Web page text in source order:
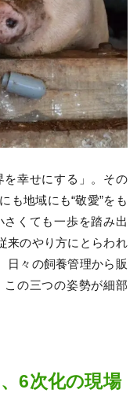
幸せにする」。その
も地域にも“敬愛”をも
くても一歩を踏み出
来のやり方にとらわれ
日々の飼養管理から販
の三つの姿勢が細部
6次化の現場